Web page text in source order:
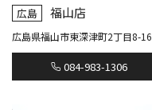
広島 福山店
広島県福山市東深津町2丁目8-16
084-983-1306